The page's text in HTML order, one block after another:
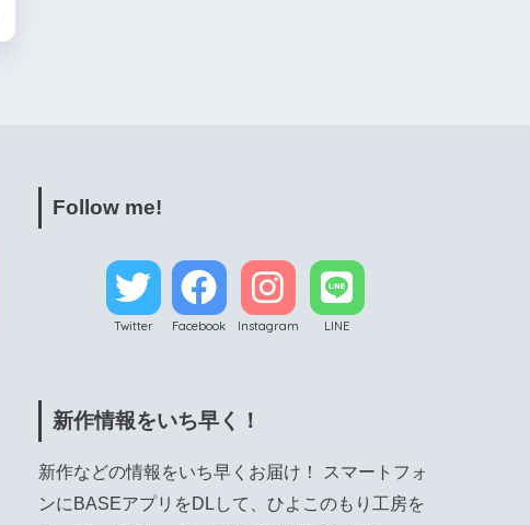
Follow me!
Twitter Facebook Instagram LINE
新作情報をいち早く！
新作などの情報をいち早くお届け！ スマートフォ
ンにBASEアプリをDLして、ひよこのもり工房を